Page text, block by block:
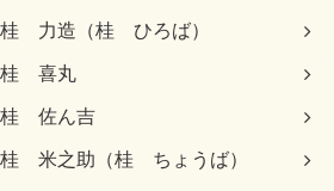
桂 力造（桂 ひろば）
桂 喜丸
桂 佐ん吉
桂 米之助（桂 ちょうば）